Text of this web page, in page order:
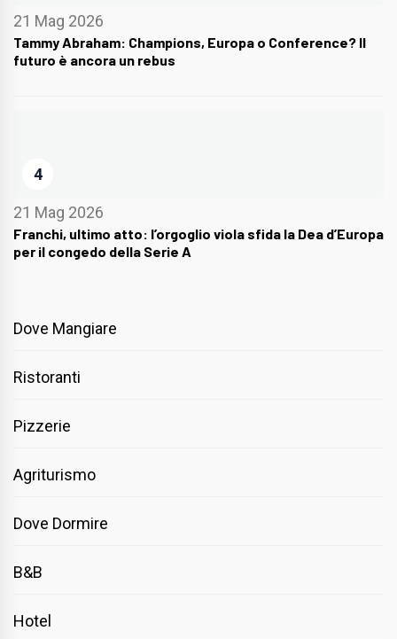
21 Mag 2026
Tammy Abraham: Champions, Europa o Conference? Il
futuro è ancora un rebus
4
21 Mag 2026
Franchi, ultimo atto: l’orgoglio viola sfida la Dea d’Europa
per il congedo della Serie A
Dove Mangiare
Ristoranti
Pizzerie
Agriturismo
Dove Dormire
B&B
Hotel